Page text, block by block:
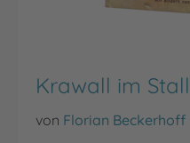
Krawall im Stall
von Florian Beckerhoff